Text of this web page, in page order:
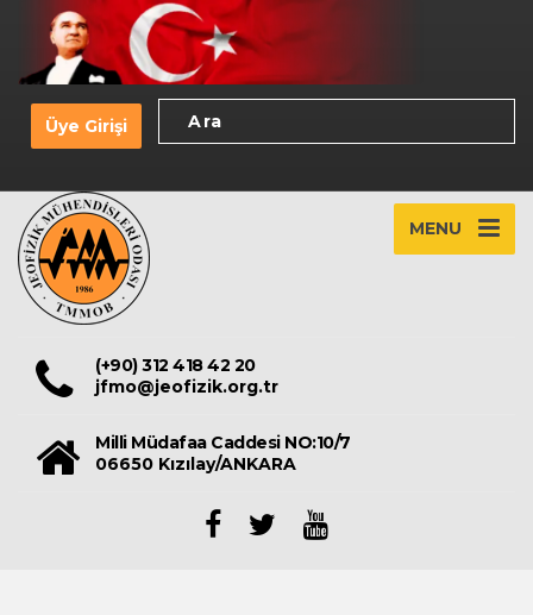
Üye Girişi
MENU
(+90) 312 418 42 20
jfmo@jeofizik.org.tr
Milli Müdafaa Caddesi NO:10/7
06650 Kızılay/ANKARA